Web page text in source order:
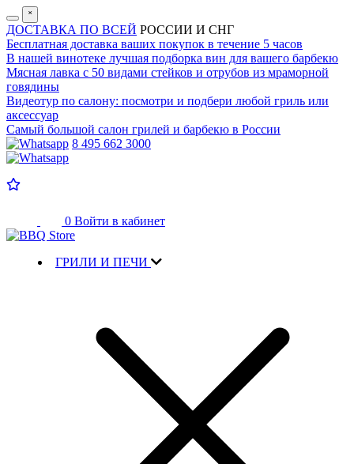
˟
ДОСТАВКА ПО ВСЕЙ РОССИИ И СНГ
Бесплатная доставка ваших покупок в течение 5 часов
В нашей винотеке лучшая подборка вин для вашего барбекю
Мясная лавка с 50 видами стейков и отрубов из мраморной
говядины
Видеотур по салону: посмотри и подбери любой гриль или
аксессуар
Самый большой салон грилей и барбекю в России
8 495 662 3000
0 Войти в кабинет
ГРИЛИ И ПЕЧИ